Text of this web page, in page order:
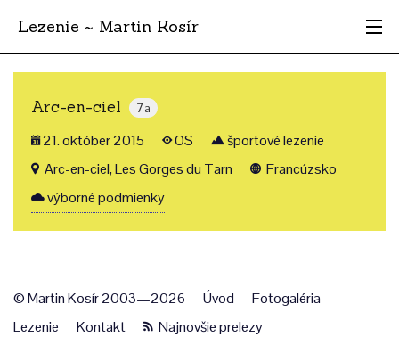
Lezenie ~ Martin Kosír
Najhodnotnejšie
Krajina
Štýl
Arc-en-ciel 7a
21. október 2015 OS
športové lezenie
Arc-en-ciel, Les Gorges du Tarn
Francúzsko
výborné podmienky
© Martin Kosír 2003—2026 Úvod
Fotogaléria
Lezenie
Kontakt Najnovšie prelezy